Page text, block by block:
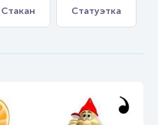
Стакан Статуэтка